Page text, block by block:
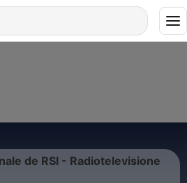
de RSI - Radiotelevisione